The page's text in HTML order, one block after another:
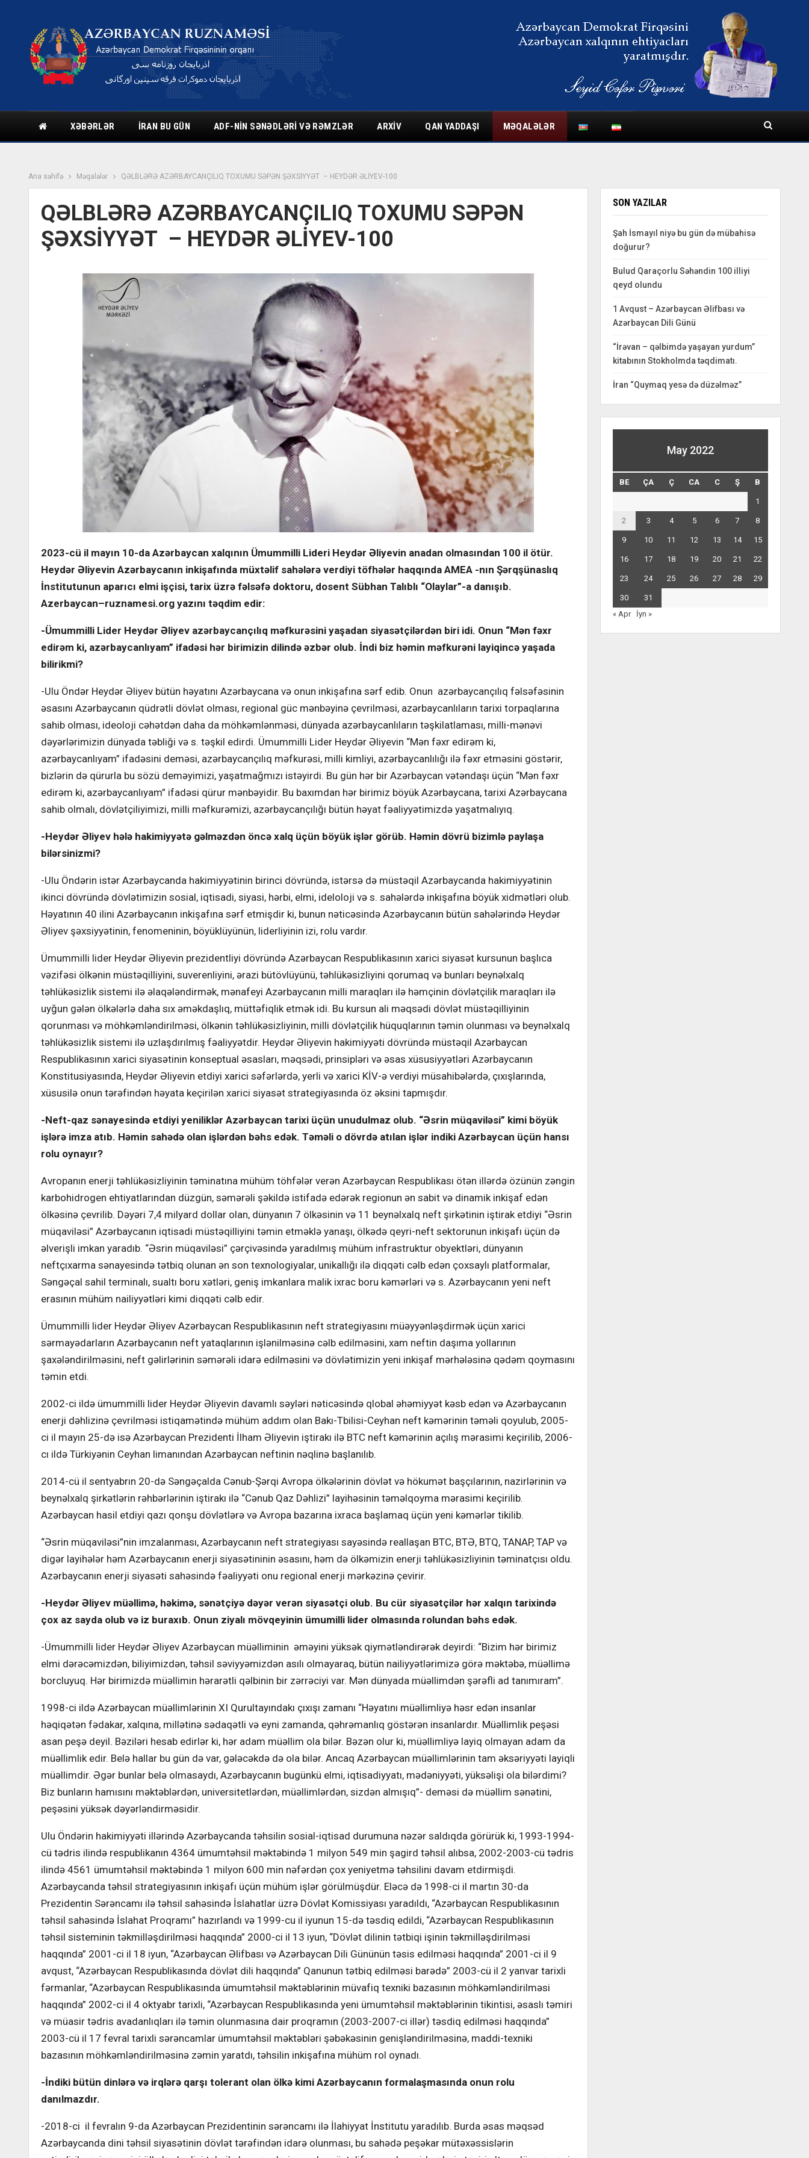
XƏBƏRLƏR İRAN BU GÜN ADF-NIN SƏNƏDLƏRI VƏ RƏMZLƏR ARXIV QAN YADDAŞI MƏQALƏLƏR
Ana səhifə Məqalələr QƏLBLƏRƏ AZƏRBAYCANÇILIQ TOXUMU SƏPƏN ŞƏXSİYYƏT – HEYDƏR ƏLİYEV-100
QƏLBLƏRƏ AZƏRBAYCANÇILIQ TOXUMU SƏPƏN
ŞƏXSİYYƏT – HEYDƏR ƏLİYEV-100
2023-cü il mayın 10-da Azərbaycan xalqının Ümummilli Lideri Heydər Əliyevin anadan olmasından 100 il ötür.
Heydər Əliyevin Azərbaycanın inkişafında müxtəlif sahələrə verdiyi töfhələr haqqında AMEA -nın Şərqşünaslıq
İnstitutunun aparıcı elmi işçisi, tarix üzrə fəlsəfə doktoru, dosent Sübhan Talıblı “Olaylar”-a danışıb.
Azerbaycan–ruznamesi.org yazını təqdim edir:
-Ümummilli Lider Heydər Əliyev azərbaycançılıq məfkurəsini yaşadan siyasətçilərdən biri idi. Onun “Mən fəxr
edirəm ki, azərbaycanlıyam” ifadəsi hər birimizin dilində əzbər olub. İndi biz həmin məfkurəni layiqincə yaşada
bilirikmi?
-Ulu Öndər Heydər Əliyev bütün həyatını Azərbaycana və onun inkişafına sərf edib. Onun azərbaycançılıq fəlsəfəsinin
əsasını Azərbaycanın qüdrətli dövlət olması, regional güc mənbəyinə çevrilməsi, azərbaycanlıların tarixi torpaqlarına
sahib olması, ideoloji cəhətdən daha da möhkəmlənməsi, dünyada azərbaycanlıların təşkilatlaması, milli-mənəvi
dəyərlərimizin dünyada təbliği və s. təşkil edirdi. Ümummilli Lider Heydər Əliyevin “Mən fəxr edirəm ki,
azərbaycanlıyam” ifadəsini deməsi, azərbaycançılıq məfkurəsi, milli kimliyi, azərbaycanlılığı ilə fəxr etməsini göstərir,
bizlərin də qürurla bu sözü deməyimizi, yaşatmağmızı istəyirdi. Bu gün hər bir Azərbaycan vətəndaşı üçün “Mən fəxr
edirəm ki, azərbaycanlıyam” ifadəsi qürur mənbəyidir. Bu baxımdan hər birimiz böyük Azərbaycana, tarixi Azərbaycana
sahib olmalı, dövlətçiliyimizi, milli məfkurəmizi, azərbaycançılığı bütün həyat fəaliyyətimizdə yaşatmalıyıq.
-Heydər Əliyev hələ hakimiyyətə gəlməzdən öncə xalq üçün böyük işlər görüb. Həmin dövrü bizimlə paylaşa
bilərsinizmi?
-Ulu Öndərin istər Azərbaycanda hakimiyyətinin birinci dövründə, istərsə də müstəqil Azərbaycanda hakimiyyətinin
ikinci dövründə dövlətimizin sosial, iqtisadi, siyasi, hərbi, elmi, ideloloji və s. sahələrdə inkişafına böyük xidmətləri olub.
Həyatının 40 ilini Azərbaycanın inkişafına sərf etmişdir ki, bunun nəticəsində Azərbaycanın bütün sahələrində Heydər
Əliyev şəxsiyyətinin, fenomeninin, böyüklüyünün, liderliyinin izi, rolu vardır.
Ümummilli lider Heydər Əliyevin prezidentliyi dövründə Azərbaycan Respublikasının xarici siyasət kursunun başlıca
vəzifəsi ölkənin müstəqilliyini, suverenliyini, ərazi bütövlüyünü, təhlükəsizliyini qorumaq və bunları beynəlxalq
təhlükəsizlik sistemi ilə əlaqələndirmək, mənafeyi Azərbaycanın milli maraqları ilə həmçinin dövlətçilik maraqları ilə
uyğun gələn ölkələrlə daha sıx əməkdaşlıq, müttəfiqlik etmək idi. Bu kursun ali məqsədi dövlət müstəqilliyinin
qorunması və möhkəmləndirilməsi, ölkənin təhlükəsizliyinin, milli dövlətçilik hüquqlarının təmin olunması və beynəlxalq
təhlükəsizlik sistemi ilə uzlaşdırılmış fəaliyyətdir. Heydər Əliyevin hakimiyyəti dövründə müstəqil Azərbaycan
Respublikasının xarici siyasətinin konseptual əsasları, məqsədi, prinsipləri və əsas xüsusiyyətləri Azərbaycanın
Konstitusiyasında, Heydər Əliyevin etdiyi xarici səfərlərdə, yerli və xarici KİV-ə verdiyi müsahibələrdə, çıxışlarında,
xüsusilə onun tərəfindən həyata keçirilən xarici siyasət strategiyasında öz əksini tapmışdır.
-Neft-qaz sənayesində etdiyi yeniliklər Azərbaycan tarixi üçün unudulmaz olub. “Əsrin müqaviləsi” kimi böyük
işlərə imza atıb. Həmin sahədə olan işlərdən bəhs edək. Təməli o dövrdə atılan işlər indiki Azərbaycan üçün hansı
rolu oynayır?
Avropanın enerji təhlükəsizliyinin təminatına mühüm töhfələr verən Azərbaycan Respublikası ötən illərdə özünün zəngin
karbohidrogen ehtiyatlarından düzgün, səmərəli şəkildə istifadə edərək regionun ən sabit və dinamik inkişaf edən
ölkəsinə çevrilib. Dəyəri 7,4 milyard dollar olan, dünyanın 7 ölkəsinin və 11 beynəlxalq neft şirkətinin iştirak etdiyi “Əsrin
müqaviləsi” Azərbaycanın iqtisadi müstəqilliyini təmin etməklə yanaşı, ölkədə qeyri-neft sektorunun inkişafı üçün də
əlverişli imkan yaradıb. “Əsrin müqaviləsi” çərçivəsində yaradılmış mühüm infrastruktur obyektləri, dünyanın
neftçıxarma sənayesində tətbiq olunan ən son texnologiyalar, unikallığı ilə diqqəti cəlb edən çoxsaylı platformalar,
Səngəçal sahil terminalı, sualtı boru xətləri, geniş imkanlara malik ixrac boru kəmərləri və s. Azərbaycanın yeni neft
erasının mühüm nailiyyətləri kimi diqqəti cəlb edir.
Ümummilli lider Heydər Əliyev Azərbaycan Respublikasının neft strategiyasını müəyyənləşdirmək üçün xarici
sərmayədarların Azərbaycanın neft yataqlarının işlənilməsinə cəlb edilməsini, xam neftin daşıma yollarının
şaxələndirilməsini, neft gəlirlərinin səmərəli idarə edilməsini və dövlətimizin yeni inkişaf mərhələsinə qədəm qoymasını
təmin etdi.
2002-ci ildə ümummilli lider Heydər Əliyevin davamlı səyləri nəticəsində qlobal əhəmiyyət kəsb edən və Azərbaycanın
enerji dəhlizinə çevrilməsi istiqamətində mühüm addım olan Bakı-Tbilisi-Ceyhan neft kəmərinin təməli qoyulub, 2005-
ci il mayın 25-də isə Azərbaycan Prezidenti İlham Əliyevin iştirakı ilə BTC neft kəmərinin açılış mərasimi keçirilib, 2006-
cı ildə Türkiyənin Ceyhan limanından Azərbaycan neftinin nəqlinə başlanılıb.
2014-cü il sentyabrın 20-də Səngəçalda Cənub-Şərqi Avropa ölkələrinin dövlət və hökumət başçılarının, nazirlərinin və
beynəlxalq şirkətlərin rəhbərlərinin iştirakı ilə “Cənub Qaz Dəhlizi” layihəsinin təməlqoyma mərasimi keçirilib.
Azərbaycan hasil etdiyi qazı qonşu dövlətlərə və Avropa bazarına ixraca başlamaq üçün yeni kəmərlər tikilib.
“Əsrin müqaviləsi”nin imzalanması, Azərbaycanın neft strategiyası sayəsində reallaşan BTC, BTƏ, BTQ, TANAP, TAP və
digər layihələr həm Azərbaycanın enerji siyasətininin əsasını, həm də ölkəmizin enerji təhlükəsizliyinin təminatçısı oldu.
Azərbaycanın enerji siyasəti sahəsində fəaliyyəti onu regional enerji mərkəzinə çevirir.
-Heydər Əliyev müəllimə, həkimə, sənətçiyə dəyər verən siyasətçi olub. Bu cür siyasətçilər hər xalqın tarixində
çox az sayda olub və iz buraxıb. Onun ziyalı mövqeyinin ümumilli lider olmasında rolundan bəhs edək.
-Ümummilli lider Heydər Əliyev Azərbaycan müəlliminin əməyini yüksək qiymətləndirərək deyirdi: “Bizim hər birimiz
elmi dərəcəmizdən, biliyimizdən, təhsil səviyyəmizdən asılı olmayaraq, bütün nailiyyətlərimizə görə məktəbə, müəllimə
borcluyuq. Hər birimizdə müəllimin hərarətli qəlbinin bir zərrəciyi var. Mən dünyada müəllimdən şərəfli ad tanımıram”.
1998-ci ildə Azərbaycan müəllimlərinin XI Qurultayındakı çıxışı zamanı “Həyatını müəllimliyə həsr edən insanlar
həqiqətən fədakar, xalqına, millətinə sədaqətli və eyni zamanda, qəhrəmanlıq göstərən insanlardır. Müəllimlik peşəsi
asan peşə deyil. Bəziləri hesab edirlər ki, hər adam müəllim ola bilər. Bəzən olur ki, müəllimliyə layiq olmayan adam da
müəllimlik edir. Belə hallar bu gün də var, gələcəkdə də ola bilər. Ancaq Azərbaycan müəllimlərinin tam əksəriyyəti layiqli
müəllimdir. Əgər bunlar belə olmasaydı, Azərbaycanın bugünkü elmi, iqtisadiyyatı, mədəniyyəti, yüksəlişi ola bilərdimi?
Biz bunların hamısını məktəblərdən, universitetlərdən, müəllimlərdən, sizdən almışıq”- deməsi də müəllim sənətini,
peşəsini yüksək dəyərləndirməsidir.
Ulu Öndərin hakimiyyəti illərində Azərbaycanda təhsilin sosial-iqtisad durumuna nəzər saldıqda görürük ki, 1993-1994-
cü tədris ilində respublikanın 4364 ümumtəhsil məktəbində 1 milyon 549 min şagird təhsil alıbsa, 2002-2003-cü tədris
ilində 4561 ümumtəhsil məktəbində 1 milyon 600 min nəfərdən çox yeniyetmə təhsilini davam etdirmişdi.
Azərbaycanda təhsil strategiyasının inkişafı üçün mühüm işlər görülmüşdür. Eləcə də 1998-ci il martın 30-da
Prezidentin Sərəncamı ilə təhsil sahəsində İslahatlar üzrə Dövlət Komissiyası yaradıldı, “Azərbaycan Respublikasının
təhsil sahəsində İslahat Proqramı” hazırlandı və 1999-cu il iyunun 15-də təsdiq edildi, “Azərbaycan Respublikasının
təhsil sisteminin təkmilləşdirilməsi haqqında” 2000-ci il 13 iyun, “Dövlət dilinin tətbiqi işinin təkmilləşdirilməsi
haqqında” 2001-ci il 18 iyun, “Azərbaycan Əlifbası və Azərbaycan Dili Gününün təsis edilməsi haqqında” 2001-ci il 9
avqust, “Azərbaycan Respublikasında dövlət dili haqqında” Qanunun tətbiq edilməsi barədə” 2003-cü il 2 yanvar tarixli
fərmanlar, “Azərbaycan Respublikasında ümumtəhsil məktəblərinin müvafiq texniki bazasının möhkəmləndirilməsi
haqqında” 2002-ci il 4 oktyabr tarixli, “Azərbaycan Respublikasında yeni ümumtəhsil məktəblərinin tikintisi, əsaslı təmiri
və müasir tədris avadanlıqları ilə təmin olunmasına dair proqramın (2003-2007-ci illər) təsdiq edilməsi haqqında”
2003-cü il 17 fevral tarixli sərəncamlar ümumtəhsil məktəbləri şəbəkəsinin genişləndirilməsinə, maddi-texniki
bazasının möhkəmləndirilməsinə zəmin yaratdı, təhsilin inkişafına mühüm rol oynadı.
-İndiki bütün dinlərə və irqlərə qarşı tolerant olan ölkə kimi Azərbaycanın formalaşmasında onun rolu
danılmazdır.
-2018-ci il fevralın 9-da Azərbaycan Prezidentinin sərəncamı ilə İlahiyyat İnstitutu yaradılıb. Burda əsas məqsəd
Azərbaycanda dini təhsil siyasətinin dövlət tərəfindən idarə olunması, bu sahədə peşəkar mütəxəssislərin
SON YAZILAR
Şah İsmayıl niyə bu gün də mübahisə
doğurur?
Bulud Qaraçorlu Səhəndin 100 illiyi
qeyd olundu
1 Avqust – Azərbaycan Əlifbası və
Azərbaycan Dili Günü
“İrəvan – qəlbimdə yaşayan yurdum”
kitabının Stokholmda təqdimatı.
İran “Quymaq yesə də düzəlməz”
May 2022
BE ÇA Ç CA C Ş B
1
2 3 4 5 6 7 8
9 10 11 12 13 14 15
16 17 18 19 20 21 22
23 24 25 26 27 28 29
30
31
« Apr
İyn »